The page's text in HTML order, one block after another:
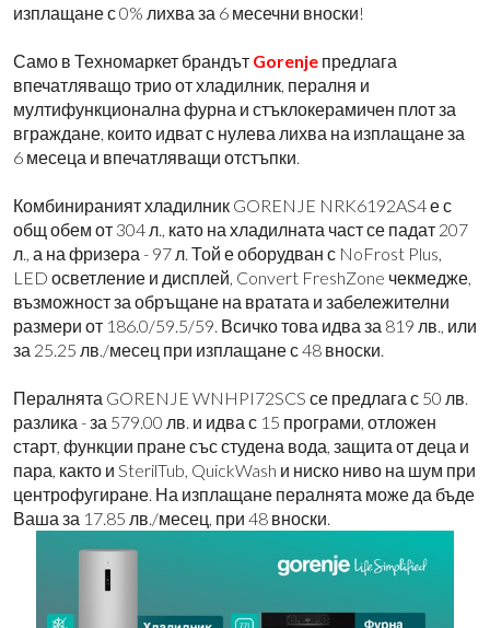
изплащане с 0% лихва за 6 месечни вноски!
Само в Техномаркет брандът Gorenje предлага
впечатляващо трио от хладилник, пералня и
мултифункционална фурна и стъклокерамичен плот за
вграждане, които идват с нулева лихва на изплащанеза
6 месеца и впечатляващи отстъпки.
Комбинираният хладилник GORENJE NRK6192AS4 е с
общ обем от 304 л., като на хладилната част се падат 207
л., а на фризера - 97 л. Той е оборудван с NoFrost Plus,
LED осветление и дисплей, Convert FreshZone чекмедже,
възможност за обръщане на вратата и забележителни
размери от 186.0/59.5/59. Всичко това идва за 819 лв., или
за 25.25 лв./месец при изплащане с 48 вноски.
Пералнята GORENJE WNHPI72SCS се предлага с 50 лв.
разлика - за 579.00 лв. и идва с 15 програми, отложен
старт, функции пране със студена вода, защита от деца и
пара, както и SterilTub, QuickWash и ниско ниво на шум при
центрофугиране. На изплащане пералнята може да бъде
Ваша за 17.85 лв./месец, при 48 вноски.